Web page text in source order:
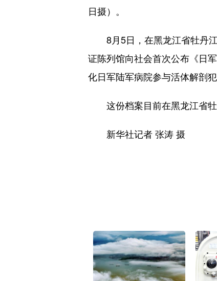
日摄）。
8月5日，在黑龙江省牡丹江
证陈列馆向社会首次公布《日
化日军陆军病院参与活体解剖
这份档案目前在黑龙江省牡
新华社记者 张涛 摄